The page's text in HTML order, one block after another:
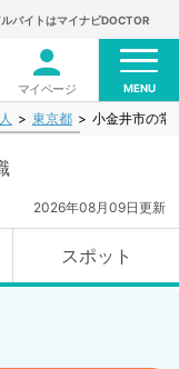
バイトはマイナビDOCTOR
マイページ MENU
東京都 小金井市の常
2026年08月09日更新
スポット